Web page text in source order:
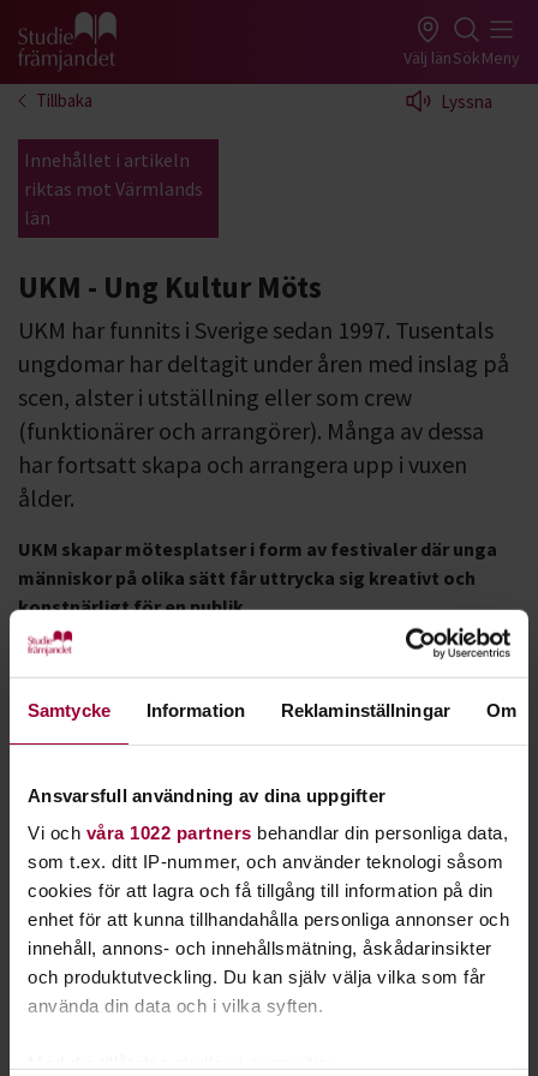
Samtycke Information Reklaminställningar Om
Ansvarsfull användning av dina uppgifter
Vi och våra 1022 partners behandlar din personliga data,
som t.ex. ditt IP-nummer, och använder teknologi såsom
cookies för att lagra och få tillgång till information på din
enhet för att kunna tillhandahålla personliga annonser och
innehåll, annons- och innehållsmätning, åskådarinsikter
och produktutveckling. Du kan själv välja vilka som får
använda din data och i vilka syften.
Gå till studiefrämjandets startsida Välj länSökMeny
Tillbaka Lyssna
Innehållet i artikeln
riktas mot Värmlands
län
UKM - Ung Kultur Möts
UKM har funnits i Sverige sedan 1997. Tusentals
ungdomar har deltagit under åren med inslag på
scen, alster i utställning eller som crew
(funktionärer och arrangörer). Många av dessa
har fortsatt skapa och arrangera upp i vuxen
ålder.
UKM skapar mötesplatser i form av festivaler där unga
människor på olika sätt får uttrycka sig kreativt och
konstnärligt för en publik.
En viktig del av dessa festivaler är också möjligheten för
likasinnade genom att delta i aktiviteter och workshops.
Festivalerna är indelade i lokal-, region- och riksfestival och
Föreningen
UKM Sverige är en nationell förening. I föreningen är alla
regioner och kommuner som arrangerar en UKMfestival
medlemmar.
UKM Sverige verkar för att ungas röster ska höras och att
ung kultur ska få ta plats. UKM Sverige vill med ett
demokratiskt arbetssätt tillvarata allas lika rätt till